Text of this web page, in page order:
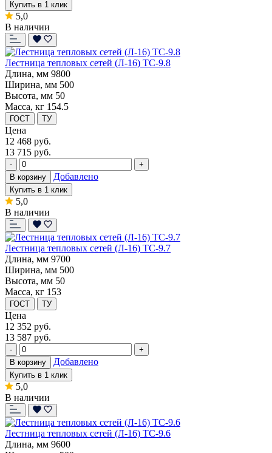
Купить в 1 клик
5,0
В наличии
Лестница тепловых сетей (Л-16) ТС-9.8
Длина, мм 9800
Ширина, мм 500
Высота, мм 50
Масса, кг 154.5
ГОСТ ТУ
Цена
12 468 руб.
13 715 руб.
-
+
В корзину
Добавлено
Купить в 1 клик
5,0
В наличии
Лестница тепловых сетей (Л-16) ТС-9.7
Длина, мм 9700
Ширина, мм 500
Высота, мм 50
Масса, кг 153
ГОСТ ТУ
Цена
12 352 руб.
13 587 руб.
-
+
В корзину
Добавлено
Купить в 1 клик
5,0
В наличии
Лестница тепловых сетей (Л-16) ТС-9.6
Длина, мм 9600